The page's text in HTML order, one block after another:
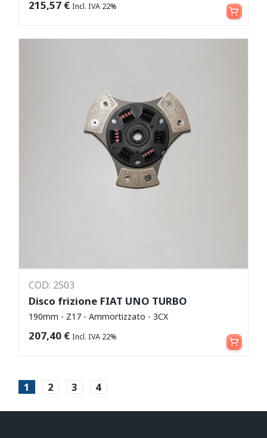
215,57 € Incl. IVA 22% Aggiungi al carrello
COD: 2503
Disco frizione FIAT UNO TURBO
190mm - Z17 - Ammortizzato - 3CX
207,40 € Incl. IVA 22% Aggiungi al carrello
1 2 3 4